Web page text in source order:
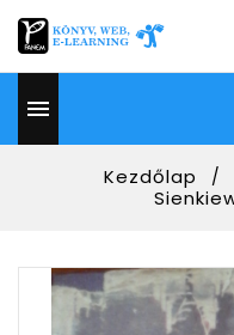

Kezdőlap